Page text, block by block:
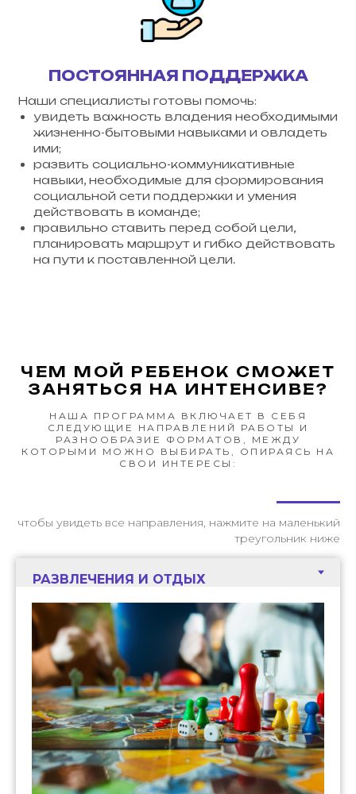
ПОСТОЯННАЯ ПОДДЕРЖКА
Наши специалистыготовы помочь:
увидеть важность владения необходимыми
жизненно-бытовыми навыками и овладеть
ими;
развить социально-коммуникативные
навыки, необходимые для формирования
социальной сети поддержки и умения
действовать в команде;
правильно ставить перед собой цели,
планировать маршрут и гибко действовать
на пути к поставленной цели.
ЧЕМ МОЙ РЕБЕНОК СМОЖЕТ
ЗАНЯТЬСЯ НА ИНТЕНСИВЕ?
НАША ПРОГРАММА ВКЛЮЧАЕТ В СЕБЯ
СЛЕДУЮЩИЕ НАПРАВЛЕНИЙ РАБОТЫ И
РАЗНООБРАЗИЕ ФОРМАТОВ, МЕЖДУ
КОТОРЫМИ МОЖНО ВЫБИРАТЬ, ОПИРАЯСЬ НА
СВОИ ИНТЕРЕСЫ:
чтобы увидеть все направления, нажмите на маленький
треугольник ниже